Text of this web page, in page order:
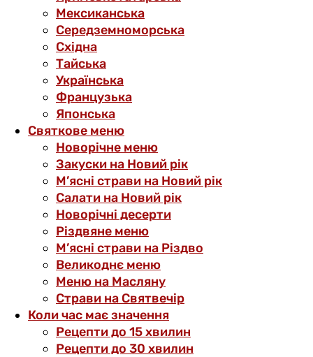
Мексиканська
Середземноморська
Східна
Тайська
Українська
Французька
Японська
Святкове меню
Новорічне меню
Закуски на Новий рік
М’ясні страви на Новий рік
Салати на Новий рік
Новорічні десерти
Різдвяне меню
М’ясні страви на Різдво
Великоднє меню
Меню на Масляну
Страви на Святвечір
Коли час має значення
Рецепти до 15 хвилин
Рецепти до 30 хвилин